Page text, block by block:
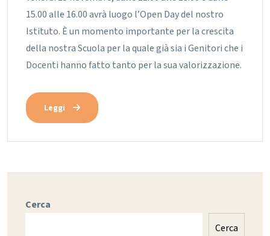
15.00 alle 16.00 avrà luogo l’Open Day del nostro
Istituto. È un momento importante per la crescita
della nostra Scuola per la quale già sia i Genitori che i
Docenti hanno fatto tanto per la sua valorizzazione.
Leggi
Cerca
Cerca